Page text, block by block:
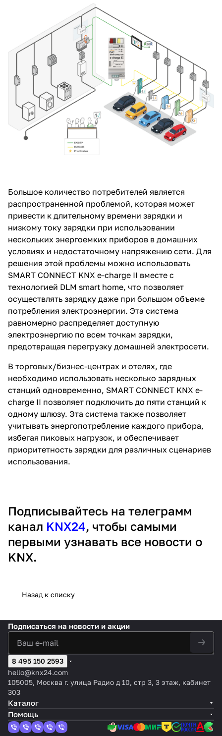
Большое количество потребителей является
распространенной проблемой, которая может
привести к длительному времени зарядки и
низкому току зарядки при использовании
нескольких энергоемких приборов в домашних
условиях и недостаточному напряжению сети. Для
решения этой проблемы можно использовать
SMART CONNECT KNX e-charge II вместе с
технологией DLM smart home, что позволяет
осуществлять зарядку даже при большом объеме
потребления электроэнергии. Эта система
равномерно распределяет доступную
электроэнергию по всем точкам зарядки,
предотвращая перегрузку домашней электросети.
В торговых/бизнес-центрах и отелях, где
необходимо использовать несколько зарядных
станций одновременно, SMART CONNECT KNX e-
charge II позволяет подключить до пяти станций к
одному шлюзу. Эта система также позволяет
учитывать энергопотребление каждого прибора,
избегая пиковых нагрузок, и обеспечивает
приоритетность зарядки для различных сценариев
использования.
Подписывайтесь на телеграмм
канал KNX24, чтобы самыми
первыми узнавать все новости о
KNX.
Назад к списку
Подписаться на новости и акции
8 495 150 2593
hello@knx24.com
105005, Москва г. улица Радио д 10, стр 3, 3 этаж, кабинет
303
Каталог
Помощь